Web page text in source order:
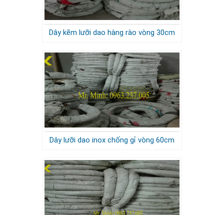
Dây kẽm lưỡi dao hàng rào vòng 30cm
Dây lưỡi dao inox chống gỉ vòng 60cm